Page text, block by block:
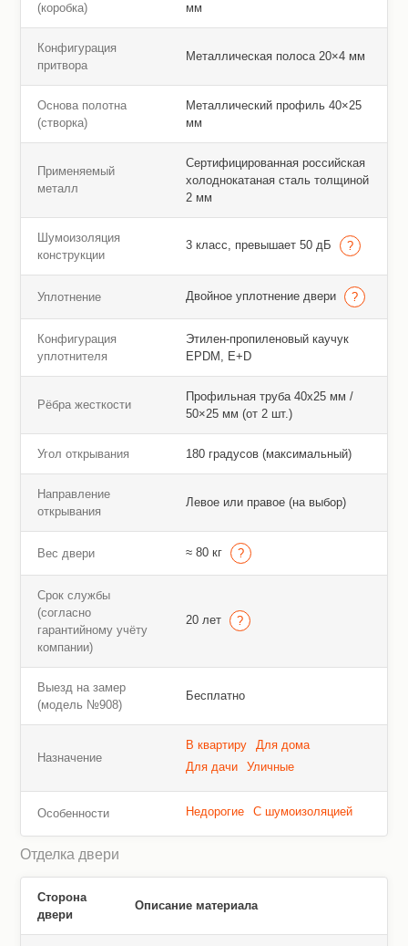
(коробка)
мм
Конфигурация
притвора
Металлическая полоса 20×4 мм
Основа полотна
(створка)
Металлический профиль 40×25
мм
Применяемый
металл
Сертифицированная российская
холоднокатаная сталь толщиной
2 мм
Шумоизоляция
конструкции
3 класс, превышает 50 дБ
Уплотнение Двойное уплотнение двери
Конфигурация
уплотнителя
Этилен-пропиленовый каучук
EPDM, E+D
Рёбра жесткости
Профильная труба 40х25 мм /
50×25 мм (от 2 шт.)
Угол открывания 180 градусов (максимальный)
Направление
открывания
Левое или правое (на выбор)
Вес двери ≈ 80 кг
Срок службы
(согласно
гарантийному учёту
компании)
20 лет
Выезд на замер
(модель №908)
Бесплатно
Назначение
В квартиру
Для дома
Для дачи
Уличные
Особенности Недорогие С шумоизоляцией
Отделка двери
Сторона
двери
Описание материала